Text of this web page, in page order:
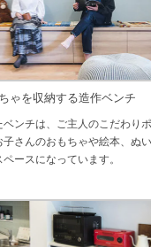
ゃを収納する造作ベンチ
ベンチは、ご主人のこだわり
子さんのおもちゃや絵本、ぬ
ースになっています。